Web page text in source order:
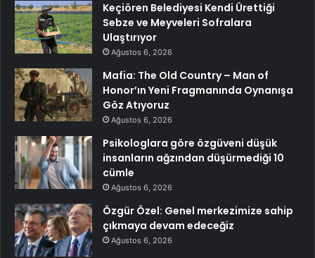
Keçiören Belediyesi Kendi Ürettiği
Sebze ve Meyveleri Sofralara
Ulaştırıyor
Ağustos 6, 2026
Mafia: The Old Country – Man of
Honor’ın Yeni Fragmanında Oynanışa
Göz Atıyoruz
Ağustos 6, 2026
Psikologlara göre özgüveni düşük
insanların ağzından düşürmediği 10
cümle
Ağustos 6, 2026
Özgür Özel: Genel merkezimize sahip
çıkmaya devam edeceğiz
Ağustos 6, 2026